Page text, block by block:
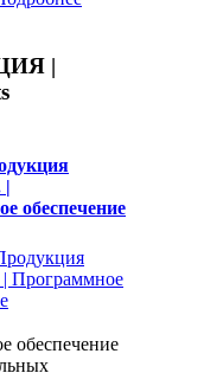
|
|
обеспечение
обеспечение